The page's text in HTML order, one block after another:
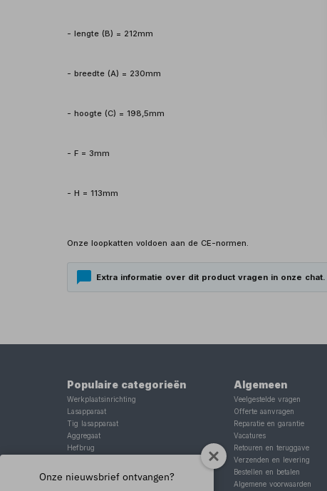
- lengte (B) = 212mm
- breedte (A) = 230mm
- hoogte (C) = 198,5mm
- F = 3mm
- H = 113mm
Onze loopkatten voldoen aan de CE-normen.
Extra informatie over dit product vragen in onze chat.
Populaire categorieën
Werkplaatsinrichting
Lasapparaat
Tig lasapparaat
Aggregaat
Hefbrug
Schaarlift
Algemeen
Veelgestelde vragen
Offerte aanvragen
Reparatie en garantie
Vacatures
Retouren en teruggave
Verzenden en levering
Bestellen en betalen
Algemene voorwaarden
Onze nieuwsbrief ontvangen?